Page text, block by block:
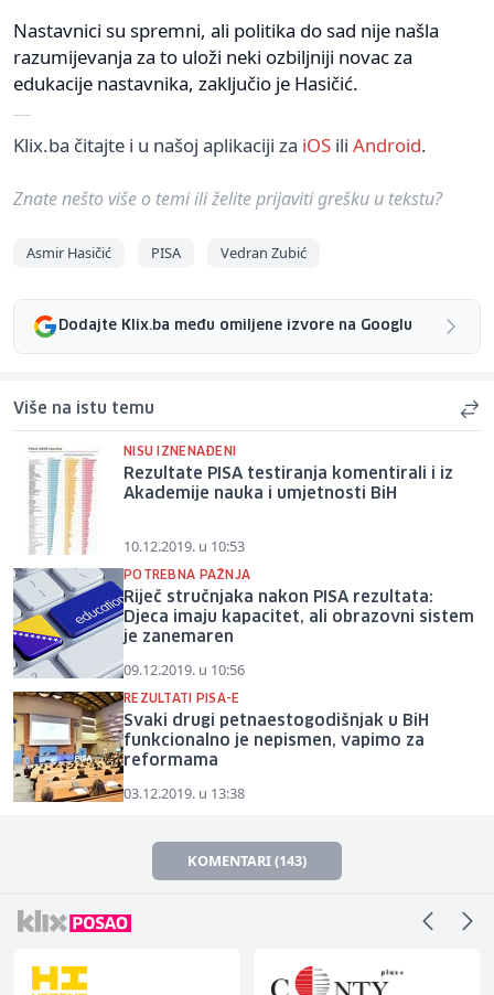
Nastavnici su spremni, ali politika do sad nije našla
razumijevanja za to uloži neki ozbiljniji novac za
edukacije nastavnika, zaključio je Hasičić.
Klix.ba čitajte i u našoj aplikaciji za iOS ili Android.
Znate nešto više o temi ili želite prijaviti grešku u tekstu?
Asmir Hasičić PISA Vedran Zubić
Dodajte Klix.ba među omiljene izvore na Googlu
Više na istu temu
NISU IZNENAĐENI
Rezultate PISA testiranja komentirali i iz
Akademije nauka i umjetnosti BiH
10.12.2019. u 10:53
POTREBNA PAŽNJA
Riječ stručnjaka nakon PISA rezultata:
Djeca imaju kapacitet, ali obrazovni sistem
je zanemaren
09.12.2019. u 10:56
REZULTATI PISA-E
Svaki drugi petnaestogodišnjak u BiH
funkcionalno je nepismen, vapimo za
reformama
03.12.2019. u 13:38
KOMENTARI (143)